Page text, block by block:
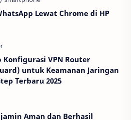
Lewat Chrome di HP
Konfigurasi VPN Router
untuk Keamanan Jaringan
Terbaru 2025
Aman dan Berhasil